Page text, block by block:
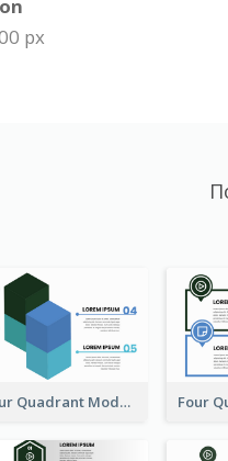
px
Cubie Four Quadrant Model